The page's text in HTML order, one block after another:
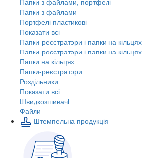
Папки з файлами
Портфелі пластикові
Показати всі
Папки-реєстратори і папки на кільцях
Папки-реєстратори і папки на кільцях
Папки на кільцях
Папки-реєстратори
Роздільники
Показати всі
Швидкозшивачi
Файли
Штемпельна продукція